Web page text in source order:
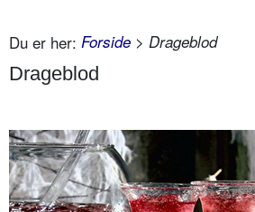
Du er her: Forside > Drageblod
Drageblod